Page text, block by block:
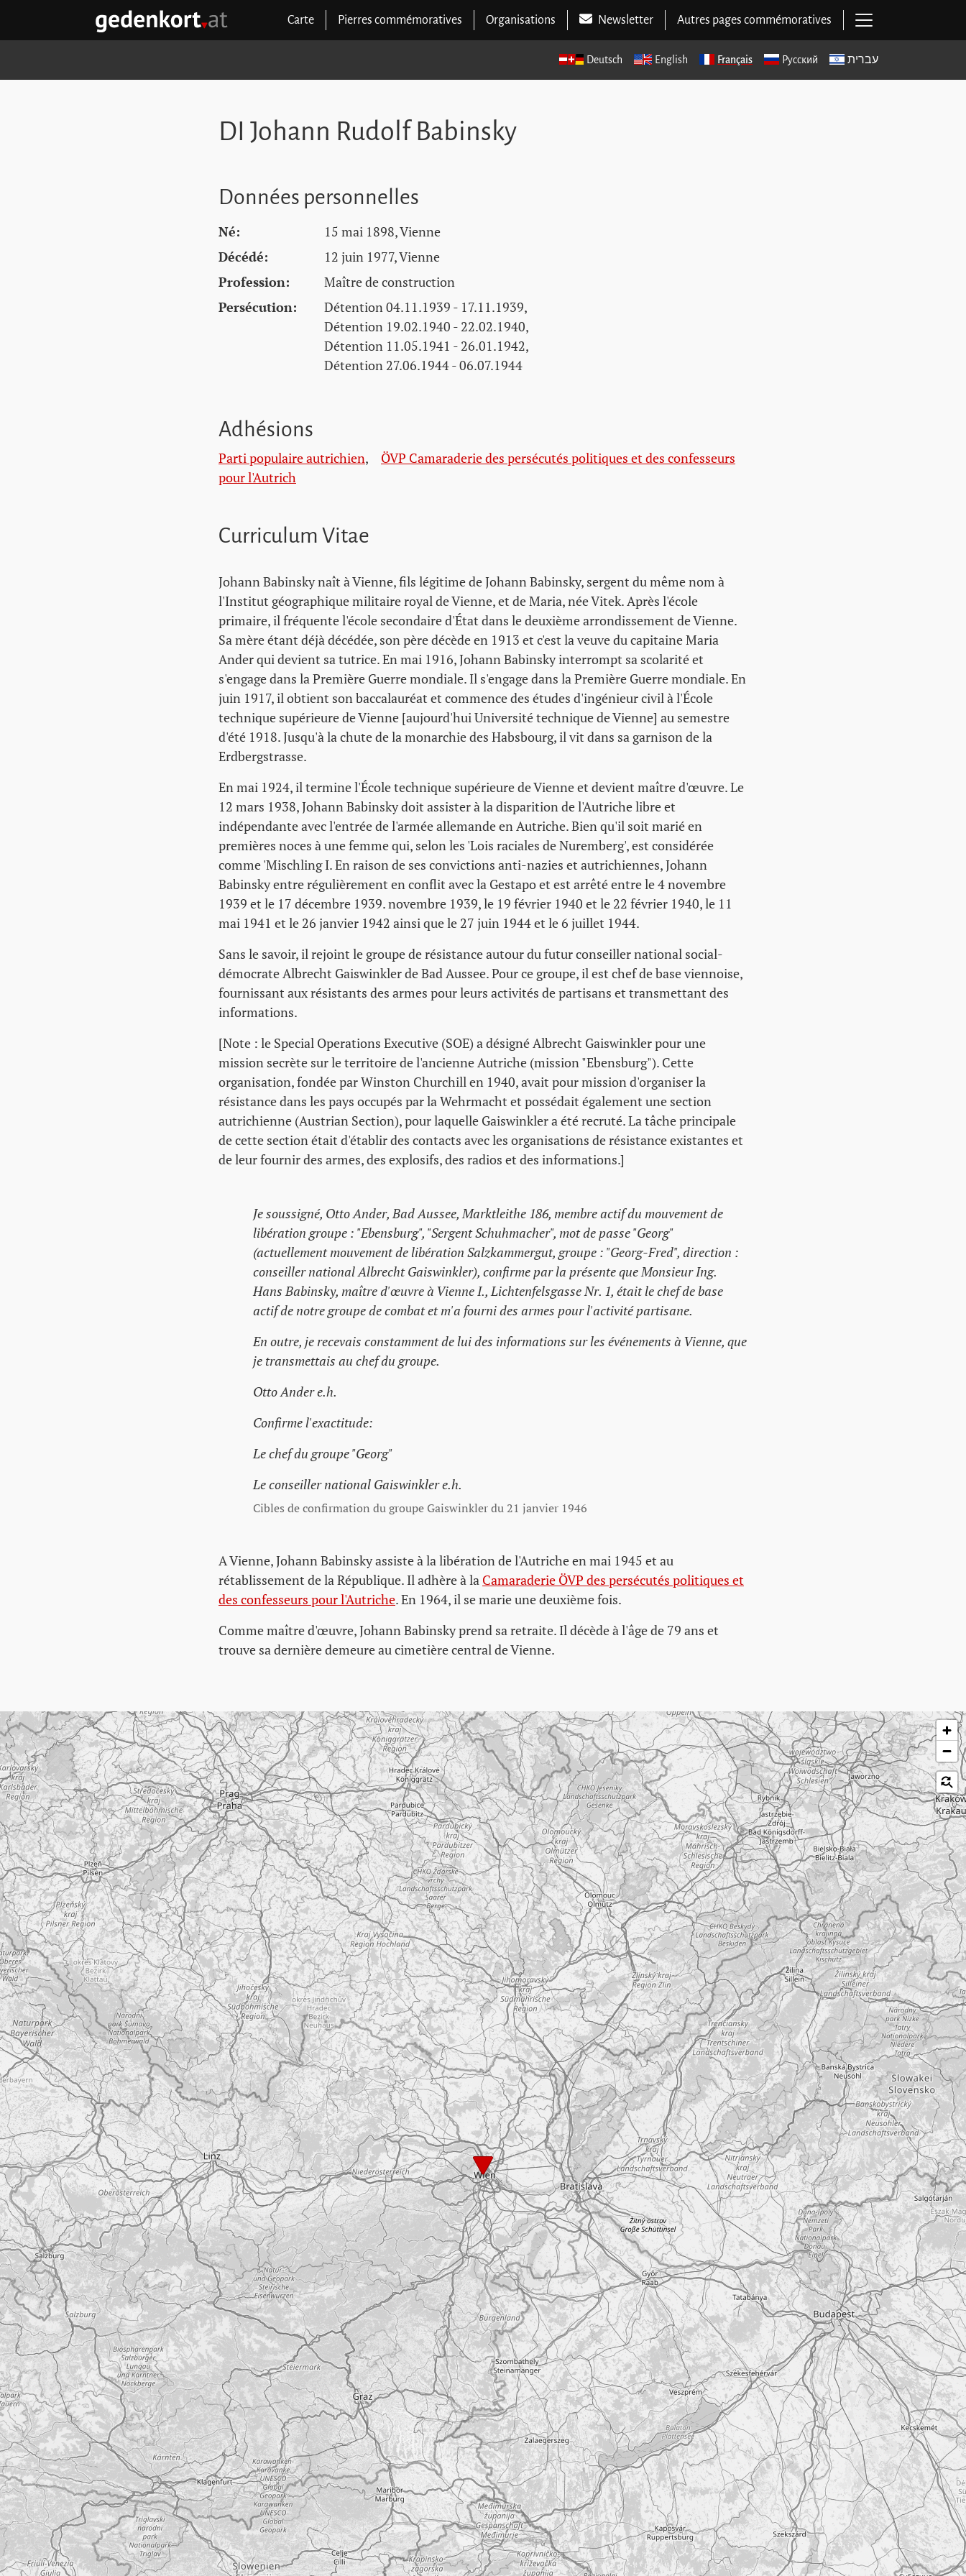
Aller au contenu principal
Aller à la navigation principale
Aller aux liens rapides
GEDENKORT - ACCUEIL
Carte Pierres commémoratives Organisations Newsletter Autres pages commémoratives
Deutsch English Français Русский עברית
DI Johann Rudolf Babinsky
Données personnelles
Né:
15 mai 1898, Vienne
Décédé:
12 juin 1977, Vienne
Profession:
Maître de construction
Persécution:
Détention 04.11.1939 - 17.11.1939,
Détention 19.02.1940 - 22.02.1940,
Détention 11.05.1941 - 26.01.1942,
Détention 27.06.1944 - 06.07.1944
Adhésions
Parti populaire autrichien, ÖVP Camaraderie des persécutés politiques et des confesseurs
pour l'Autrich
Curriculum Vitae
Johann Babinsky naît à Vienne, fils légitime de Johann Babinsky, sergent du même nom à
l'Institut géographique militaire royal de Vienne, et de Maria, née Vitek. Après l'école
primaire, il fréquente l'école secondaire d'État dans le deuxième arrondissement de Vienne.
Sa mère étant déjà décédée, son père décède en 1913 et c'est la veuve du capitaine Maria
Ander qui devient sa tutrice. En mai 1916, Johann Babinsky interrompt sa scolarité et
s'engage dans la Première Guerre mondiale. Il s'engage dans la Première Guerre mondiale. En
juin 1917, il obtient son baccalauréat et commence des études d'ingénieur civil à l'École
technique supérieure de Vienne [aujourd'hui Université technique de Vienne] au semestre
d'été 1918. Jusqu'à la chute de la monarchie des Habsbourg, il vit dans sa garnison de la
Erdbergstrasse.
En mai 1924, il termine l'École technique supérieure de Vienne et devient maître d'œuvre. Le
12 mars 1938, Johann Babinsky doit assister à la disparition de l'Autriche libre et
indépendante avec l'entrée de l'armée allemande en Autriche. Bien qu'il soit marié en
premières noces à une femme qui, selon les 'Lois raciales de Nuremberg', est considérée
comme 'Mischling I. En raison de ses convictions anti-nazies et autrichiennes, Johann
Babinsky entre régulièrement en conflit avec la Gestapo et est arrêté entre le 4 novembre
1939 et le 17 décembre 1939. novembre 1939, le 19 février 1940 et le 22 février 1940, le 11
mai 1941 et le 26 janvier 1942 ainsi que le 27 juin 1944 et le 6 juillet 1944.
Sans le savoir, il rejoint le groupe de résistance autour du futur conseiller national social-
démocrate Albrecht Gaiswinkler de Bad Aussee. Pour ce groupe, il est chef de base viennoise,
fournissant aux résistants des armes pour leurs activités de partisans et transmettant des
informations.
[Note : le Special Operations Executive (SOE) a désigné Albrecht Gaiswinkler pour une
mission secrète sur le territoire de l'ancienne Autriche (mission "Ebensburg"). Cette
organisation, fondée par Winston Churchill en 1940, avait pour mission d'organiser la
résistance dans les pays occupés par la Wehrmacht et possédait également une section
autrichienne (Austrian Section), pour laquelle Gaiswinkler a été recruté. La tâche principale
de cette section était d'établir des contacts avec les organisations de résistance existantes et
de leur fournir des armes, des explosifs, des radios et des informations.]
Je soussigné, Otto Ander, Bad Aussee, Marktleithe 186, membre actif du mouvement de
libération groupe : "Ebensburg", "Sergent Schuhmacher", mot de passe "Georg"
(actuellement mouvement de libération Salzkammergut, groupe : "Georg-Fred", direction :
conseiller national Albrecht Gaiswinkler), confirme par la présente que Monsieur Ing.
Hans Babinsky, maître d'œuvre à Vienne I., Lichtenfelsgasse Nr. 1, était le chef de base
actif de notre groupe de combat et m'a fourni des armes pour l'activité partisane.
En outre, je recevais constamment de lui des informations sur les événements à Vienne, que
je transmettais au chef du groupe.
Otto Ander e.h.
Confirme l'exactitude:
Le chef du groupe "Georg"
Le conseiller national Gaiswinkler e.h.
Cibles de confirmation du groupe Gaiswinkler du 21 janvier 1946
A Vienne, Johann Babinsky assiste à la libération de l'Autriche en mai 1945 et au
rétablissement de la République. Il adhère à la Camaraderie ÖVP des persécutés politiques et
des confesseurs pour l'Autriche. En 1964, il se marie une deuxième fois.
Comme maître d'œuvre, Johann Babinsky prend sa retraite. Il décède à l'âge de 79 ans et
trouve sa dernière demeure au cimetière central de Vienne.
Passer la carte